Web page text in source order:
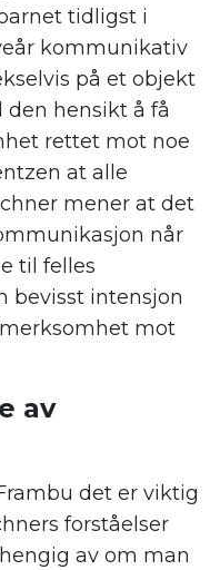
tidligst i
kommunikativ
på et objekt
den hensikt å få
rettet mot noe
at alle
mener at det
når
til felles
bevisst intensjon
mot
av
det er viktig
forståelser
av om man